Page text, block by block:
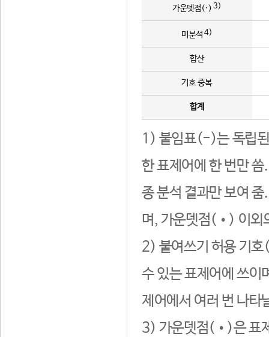
가운뎃점(·) 3)
미분석 4)
합산
기호 중복
합계
1) 붙임표(-)는 독립된
한 표제어에 한 번만
종 분석 결과만 보여
며, 가운뎃점(•) 이외
2) 붙여쓰기 허용 기호
수 있는 표제어에 쓰이
제어에서 여러 번 나타
3) 가운뎃점(•)은 표